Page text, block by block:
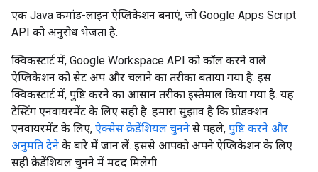
एक Java कमांड-लाइन ऐप्लिकेशन बनाएं, जो Google Apps Script
API को अनुरोध भेजता है.
क्विकस्टार्ट में, Google Workspace API को कॉल करने वाले
ऐप्लिकेशन को सेट अप और चलाने का तरीका बताया गया है. इस
क्विकस्टार्ट में, पुष्टि करने का आसान तरीका इस्तेमाल किया गया है. यह
टेस्टिंग एनवायरमेंट के लिए सही है. हमारा सुझाव है कि प्रोडक्शन
एनवायरमेंट के लिए, ऐक्सेस क्रेडेंशियल चुनने से पहले, पुष्टि करने और
अनुमति देने के बारे में जान लें. इससे आपको अपने ऐप्लिकेशन के लिए
सही क्रेडेंशियल चुनने में मदद मिलेगी.